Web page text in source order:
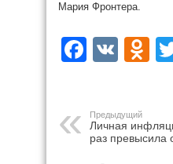
Мария Фронтера.
VK
Предыдущий
Личная
раз